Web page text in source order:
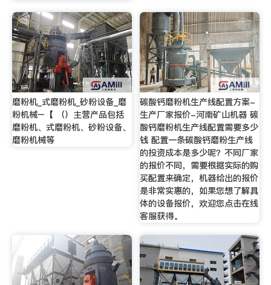
磨粉机_式磨粉机_砂粉设备_磨
粉机械–【 （）主营产品包括
磨粉机、式磨粉机、砂粉设备、
磨粉机械等
碳酸钙磨粉机生产线配置方案-
生产厂家报价-河南矿山机器 碳
酸钙磨粉机生产线配置需要多少
钱 配置一条碳酸钙磨粉生产线
的投资成本是多少呢？不同厂家
的报价不同，需要根据实际的购
买配置来确定，机器给出的报价
是非常实惠的，如果您想了解具
体的设备报价，欢迎您点击在线
客服获得。